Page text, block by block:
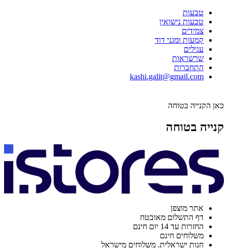
טבעות
טבעות נישואין
צמידים
קמעות ומגני דוד
עגילים
שרשראות
התחברות
kashi.galit@gmail.com
כאן הקנייה בטוחה
קנייה בטוחה
אתר מוצפן
דף התשלום מאובטח
החזרות עד 14 יום חינם
משלוחים חינם
חנות ישראלית. משלוחים מישראל